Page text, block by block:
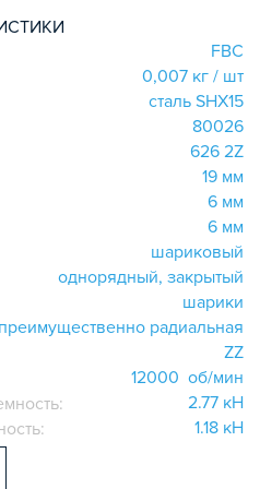
FBC
0,007 кг / шт
сталь SHX15
80026
626 2Z
19 мм
6 мм
6 мм
шариковый
однорядный, закрытый
шарики
преимущественно радиальная
ZZ
12000 об/мин
2.77 кН
1.18 кН